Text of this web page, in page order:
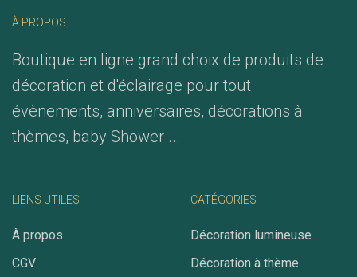
À PROPOS
Boutique en ligne grand choix de produits de
décoration et d'éclairage pour tout
évènements, anniversaires, décorations à
thèmes, baby Shower ...
LIENS UTILES
À propos
CGV
CATÉGORIES
Décoration lumineuse
Décoration à thème